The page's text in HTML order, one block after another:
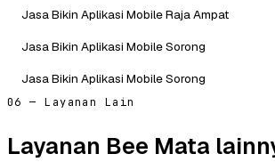
Jasa Bikin Aplikasi Mobile Raja Ampat
Jasa Bikin Aplikasi Mobile Sorong
Jasa Bikin Aplikasi Mobile Sorong
06 — Layanan Lain
Layanan Bee Mata